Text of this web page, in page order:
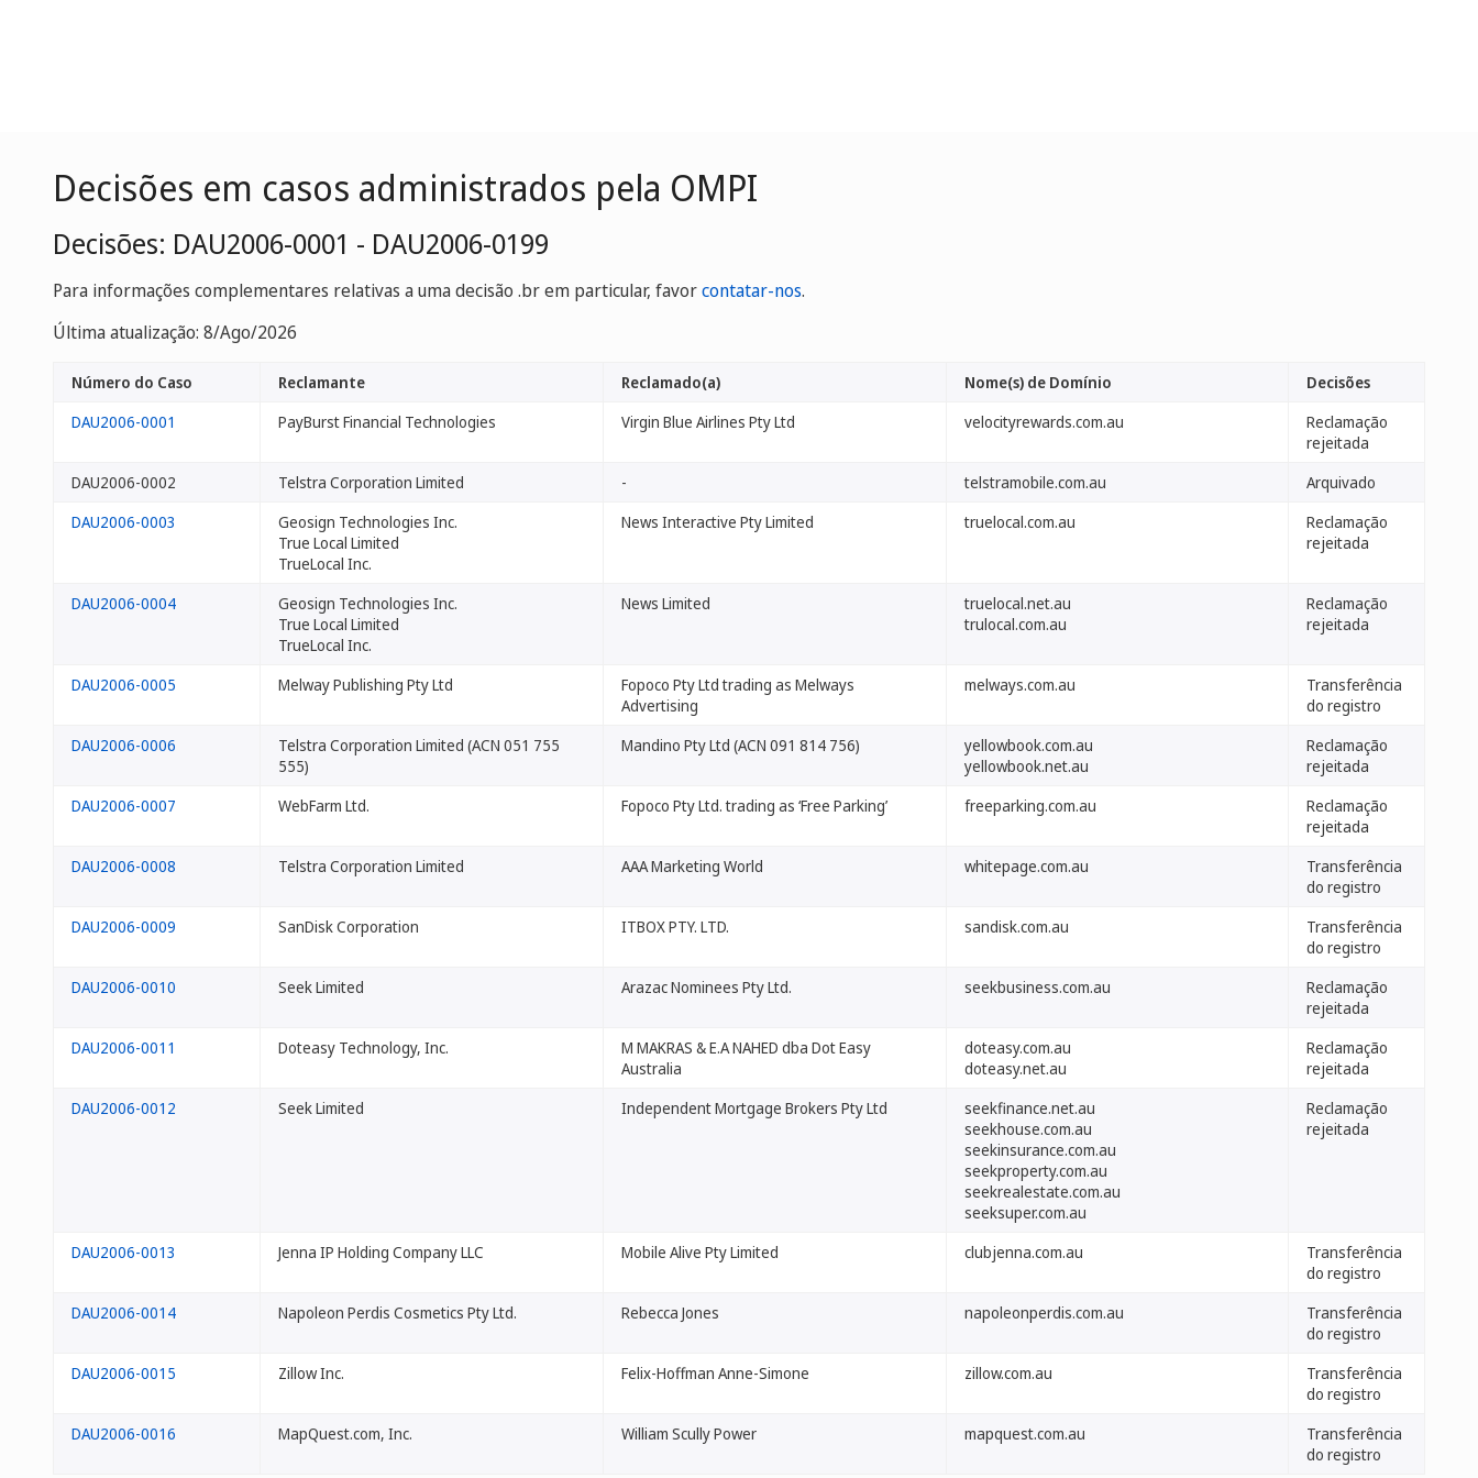
Decisões em casos administrados pela OMPI
Decisões: DAU2006-0001 - DAU2006-0199
Para informações complementares relativas a uma decisão .br em particular, favorcontatar-nos.
Última atualização: 8/Ago/2026
Número do Caso Reclamante Reclamado(a) Nome(s) de Domínio
Decisões
DAU2006-0001
PayBurst Financial Technologies Virgin Blue Airlines Pty Ltd velocityrewards.com.au
Reclamação
rejeitada
DAU2006-0002
Telstra Corporation Limited - telstramobile.com.au
Arquivado
DAU2006-0003
Geosign Technologies Inc.
True Local Limited
TrueLocal Inc.
News Interactive Pty Limited truelocal.com.au
Reclamação
rejeitada
DAU2006-0004
Geosign Technologies Inc.
True Local Limited
TrueLocal Inc.
News Limited
truelocal.net.au
trulocal.com.au
Reclamação
rejeitada
DAU2006-0005 Melway Publishing Pty Ltd
Fopoco Pty Ltd trading as Melways
Advertising
melways.com.au
Transferência
do registro
DAU2006-0006
Telstra Corporation Limited (ACN 051 755
555)
Mandino Pty Ltd (ACN 091 814 756)
yellowbook.com.au
yellowbook.net.au
Reclamação
rejeitada
DAU2006-0007
WebFarm Ltd. Fopoco Pty Ltd. trading as ‘Free Parking’ freeparking.com.au
Reclamação
rejeitada
DAU2006-0008
Telstra Corporation Limited AAA Marketing World whitepage.com.au
Transferência
do registro
DAU2006-0009
SanDisk Corporation ITBOX PTY. LTD. sandisk.com.au
Transferência
do registro
DAU2006-0010
Seek Limited Arazac Nominees Pty Ltd. seekbusiness.com.au
Reclamação
rejeitada
DAU2006-0011
Doteasy Technology, Inc.
M MAKRAS & E.A NAHED dba Dot Easy
Australia
doteasy.com.au
doteasy.net.au
Reclamação
rejeitada
DAU2006-0012
Seek Limited Independent Mortgage Brokers Pty Ltd
seekfinance.net.au
seekhouse.com.au
seekinsurance.com.au
seekproperty.com.au
seekrealestate.com.au
seeksuper.com.au
Reclamação
rejeitada
DAU2006-0013 Jenna IP Holding Company LLC Mobile Alive Pty Limited clubjenna.com.au
Transferência
do registro
DAU2006-0014
Napoleon Perdis Cosmetics Pty Ltd. Rebecca Jones napoleonperdis.com.au
Transferência
do registro
DAU2006-0015
Zillow Inc. Felix-Hoffman Anne-Simone zillow.com.au
Transferência
do registro
DAU2006-0016
MapQuest.com, Inc. William Scully Power mapquest.com.au
Transferência
do registro